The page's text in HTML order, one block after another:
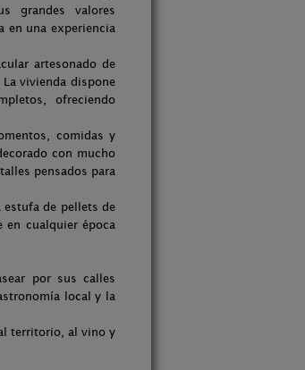
grandes valores
en una experiencia
artesonado de
vivienda dispone
ofreciendo
comidas y
con mucho
pensados para
estufa de pellets de
cualquier época
por sus calles
local y la
territorio, al vino y